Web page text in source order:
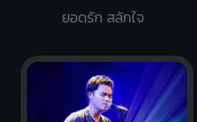
ยอดรัก สลักใจ